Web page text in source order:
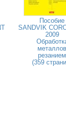
Пособие
SANDVIK
2009
металлов
резанием
(359